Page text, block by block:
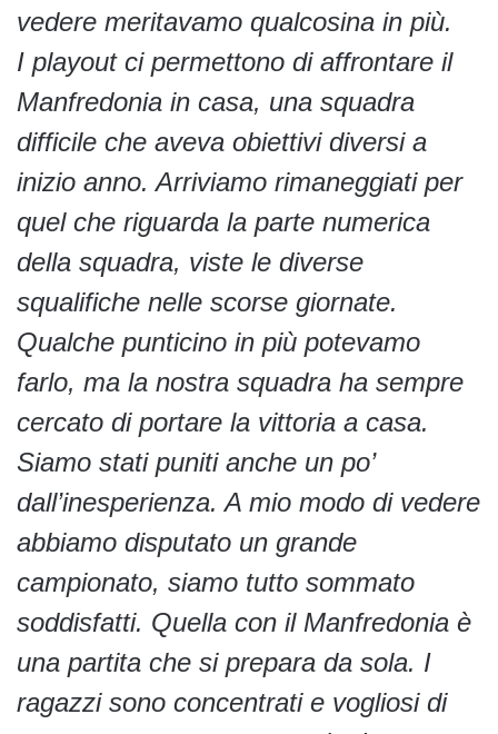
vedere meritavamo qualcosina in più.
I playout ci permettono di affrontare il
Manfredonia in casa, una squadra
difficile che aveva obiettivi diversi a
inizio anno. Arriviamo rimaneggiati per
quel che riguarda la parte numerica
della squadra, viste le diverse
squalifiche nelle scorse giornate.
Qualche punticino in più potevamo
farlo, ma la nostra squadra ha sempre
cercato di portare la vittoria a casa.
Siamo stati puniti anche un po’
dall’inesperienza. A mio modo di vedere
abbiamo disputato un grande
campionato, siamo tutto sommato
soddisfatti. Quella con il Manfredonia è
una partita che si prepara da sola. I
ragazzi sono concentrati e vogliosi di